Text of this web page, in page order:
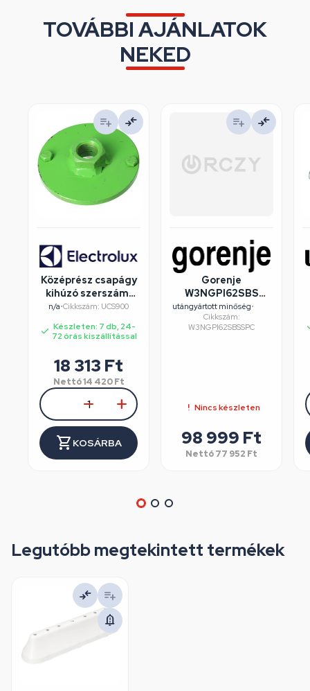
TOVÁBBI AJÁNLATOK
NEKED
Középrész csapágy
kihúzó szerszám,
ELECTROLUX
n/a•Cikkszám: UCS900
Készleten: 7 db, 24-
72 órás kiszállítással
18 313 Ft
Nettó14 420 Ft
KOSÁRBA
Gorenje
W3NGPI62SBS
mosógép
felújított/szépséghibás
utángyártott minőség•
Cikkszám:
W3NGPI62SBSSPC
Nincs készleten
98 999 Ft
Nettó77 952 Ft
Legutóbb megtekintett termékek